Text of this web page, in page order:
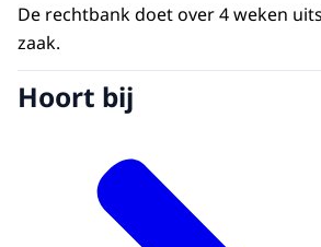
De rechtbank doet over 4 weken
zaak.
Hoort bij